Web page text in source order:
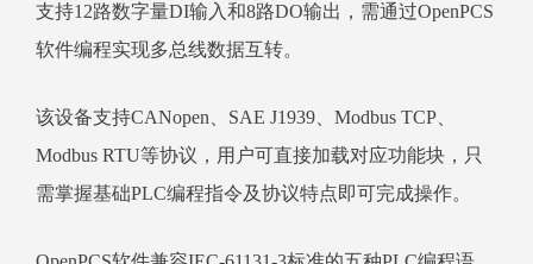
支持12路数字量DI输入和8路DO输出，需通过OpenPCS
软件编程实现多总线数据互转。
该设备支持CANopen、SAE J1939、Modbus TCP、
Modbus RTU等协议，用户可直接加载对应功能块，只
需掌握基础PLC编程指令及协议特点即可完成操作。